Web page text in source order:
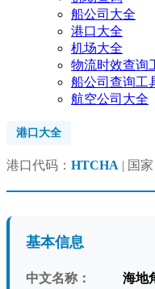
船公司大全
港口大全
机场大全
物流时效查询
船公司查询工
航空公司大全
港口大全
港口代码： HTCHA | 国家
基本信息
中文名称： 海地